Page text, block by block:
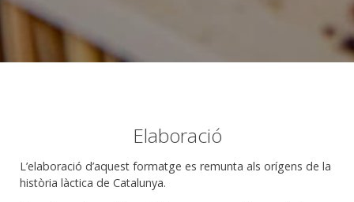
Elaboració
L’elaboració d’aquest formatge es remunta als orígens de la
història làctica de Catalunya.